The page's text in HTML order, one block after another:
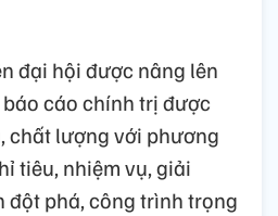
đại hội được nâng lên
cáo chính trị được
chất lượng với phương
tiêu, nhiệm vụ, giải
đột phá, công trình trọng